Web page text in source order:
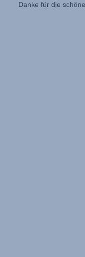
Danke für die